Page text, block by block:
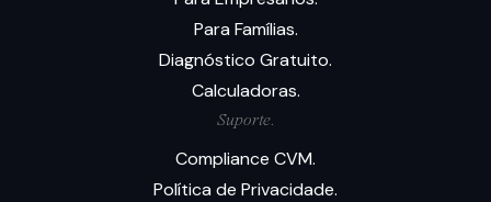
Para Famílias.
Diagnóstico Gratuito.
Calculadoras.
Suporte.
Compliance CVM.
Política de Privacidade.